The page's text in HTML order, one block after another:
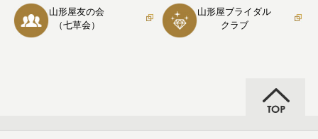
山形屋友の会
（七草会）
山形屋ブライダル
クラブ